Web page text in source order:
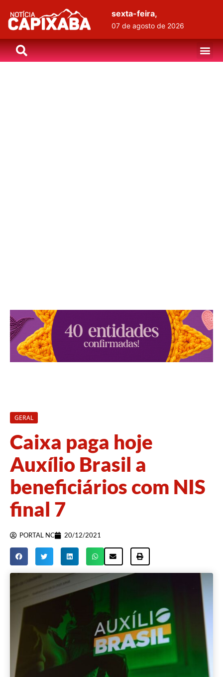
sexta-feira,
07 de agosto de 2026
GERAL
Caixa paga hoje
Auxílio Brasil a
beneficiários com NIS
final 7
PORTAL NC 20/12/2021